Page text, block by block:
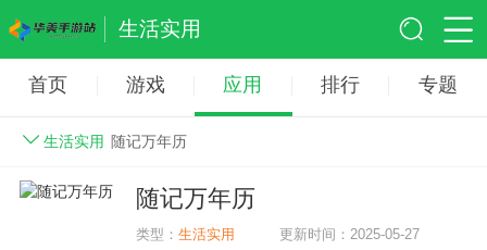
生活实用
首页 游戏 应用 排行 专题
生活实用 随记万年历
随记万年历
类型：生活实用 更新时间：2025-05-27